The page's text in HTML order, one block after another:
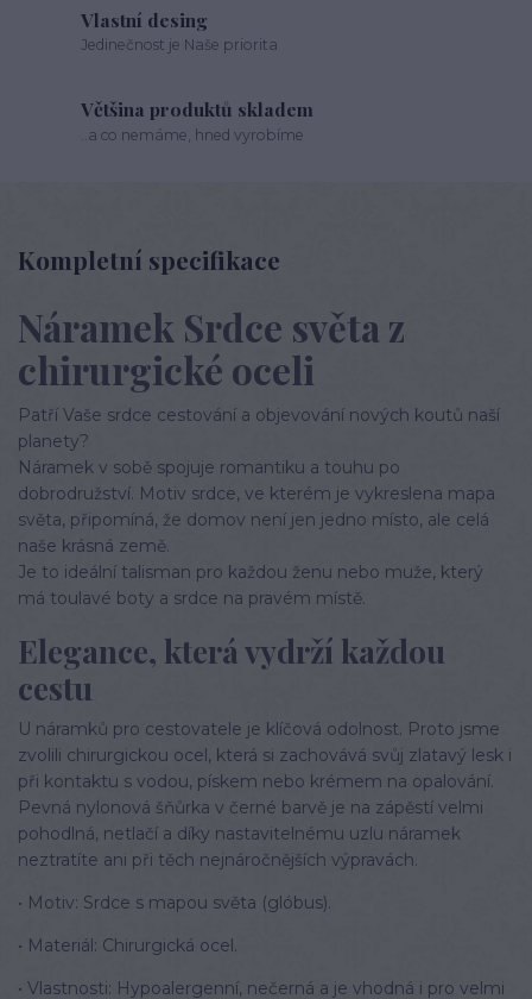
Vlastní desing
Jedinečnost je Naše priorita
Většina produktů skladem
..a co nemáme, hned vyrobíme
Kompletní specifikace
Náramek Srdce světa z
chirurgické oceli
Patří Vaše srdce cestování a objevování nových koutů naší
planety?
Náramek v sobě spojuje romantiku a touhu po
dobrodružství. Motiv srdce, ve kterém je vykreslena mapa
světa, připomíná, že domov není jen jedno místo, ale celá
naše krásná země.
Je to ideální talisman pro každou ženu nebo muže, který
má toulavé boty a srdce na pravém místě.
Elegance, která vydrží každou
cestu
U náramků pro cestovatele je klíčová odolnost. Proto jsme
zvolili chirurgickou ocel, která si zachovává svůj zlatavý lesk i
při kontaktu s vodou, pískem nebo krémem na opalování.
Pevná nylonová šňůrka v černé barvě je na zápěstí velmi
pohodlná, netlačí a díky nastavitelnému uzlu náramek
neztratíte ani při těch nejnáročnějších výpravách.
• Motiv: Srdce s mapou světa (glóbus).
• Materiál: Chirurgická ocel.
• Vlastnosti: Hypoalergenní, nečerná a je vhodná i pro velmi